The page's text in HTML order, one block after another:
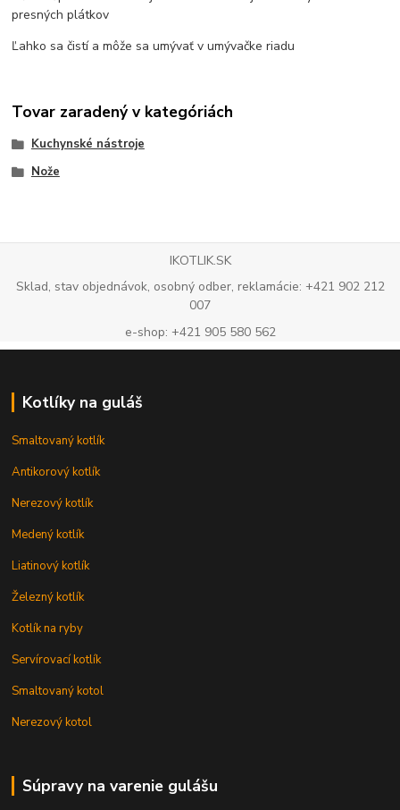
presných plátkov
Ľahko sa čistí a môže sa umývať v umývačke riadu
Tovar zaradený v kategóriách
Kuchynské nástroje
Nože
IKOTLIK.SK
Sklad, stav objednávok, osobný odber, reklamácie: +421 902 212
007
e-shop: +421 905 580 562
Kotlíky na guláš
Smaltovaný kotlík
Antikorový kotlík
Nerezový kotlík
Medený kotlík
Liatinový kotlík
Železný kotlík
Kotlík na ryby
Servírovací kotlík
Smaltovaný kotol
Nerezový kotol
Súpravy na varenie gulášu